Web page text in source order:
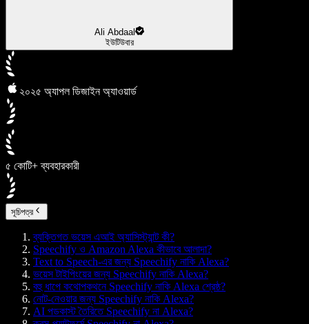
Ali Abdaal
ইউটিউবার
২০২৫ অ্যাপল ডিজাইন অ্যাওয়ার্ড
৫ কোটি+ ব্যবহারকারী
সূচিপত্র
ব্যক্তিগত ভয়েস এআই অ্যাসিস্ট্যান্ট কী?
Speechify ও Amazon Alexa কীভাবে আলাদা?
Text to Speech-এর জন্য Speechify নাকি Alexa?
ভয়েস টাইপিংয়ের জন্য Speechify নাকি Alexa?
বহু ধাপে কথোপকথনে Speechify নাকি Alexa শ্রেষ্ঠ?
নোট-নেওয়ার জন্য Speechify নাকি Alexa?
AI পডকাস্ট তৈরিতে Speechify না Alexa?